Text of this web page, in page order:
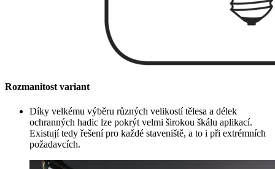
Rozmanitost variant
Díky velkému výběru různých velikostí tělesa a délek
ochranných hadic lze pokrýt velmi širokou škálu aplikací.
Existují tedy řešení pro každé staveniště, a to i při extrémních
požadavcích.